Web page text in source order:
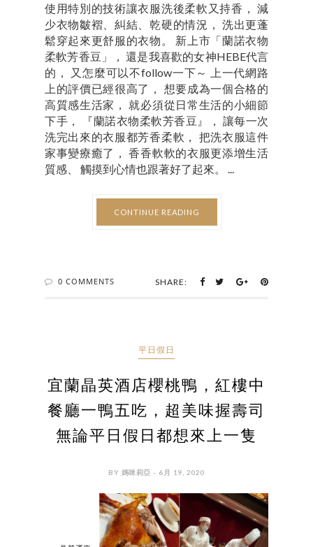
使用特別的技術讓衣服洗後柔軟又持香， 減
少衣物皺褶、糾結、乾硬的情況， 洗出更蓬
鬆穿起來更舒服的衣物。 新上市「蘭諾衣物
柔軟芳香豆」， 還是我喜歡的女神HEBE代言
的， 又怎麼可以不follow一下～ 上一代網路
上的評價已經很高了， 想要成為一個合格的
高質感生活家， 就必須從日常生活的小細節
下手， 『蘭諾衣物柔軟芳香豆』， 讓每一次
洗完出來的衣服都芳香柔軟， 把洗衣服這件
家事變療癒了， 香香軟軟的衣服更添增生活
質感、 觸摸到心情也跟著好了起來。 ...
CONTINUE READING
0 COMMENTS SHARE:
平日假日
宜蘭晶英酒店櫻桃鴨，紅樓中
餐廳一鴨五吃，超美味握壽司
無論平日假日都想來上一隻
BY 媽咪莉亞 - 6月 19, 2020